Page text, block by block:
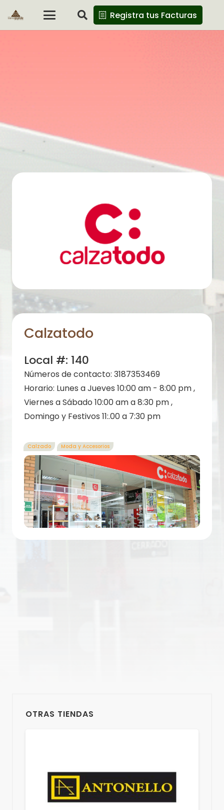
Registra tus Facturas
Calzatodo
Local #: 140
Números de contacto: 3187353469
Horario: Lunes a Jueves 10:00 am - 8:00 pm ,
Viernes a Sábado 10:00 am a 8:30 pm ,
Domingo y Festivos 11:.00 a 7:30 pm
Calzado Moda y Accesorios
OTRAS TIENDAS